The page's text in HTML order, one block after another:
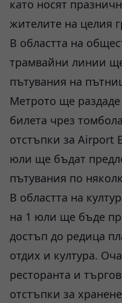
като носят
жителите на целия
В областта на
трамвайни линии
пътувания на
Метрото ще
билета чрез
отстъпки за Airport
юли ще бъдат
пътувания по
В областта на
на 1 юли ще бъде
достъп до редица
отдих и култура.
ресторанта и
отстъпки за